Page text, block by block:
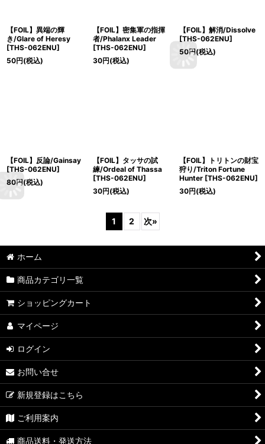
【FOIL】異端の輝
き/Glare of Heresy
[THS-062ENU]
50円(税込)
【FOIL】密集軍の指揮
者/Phalanx Leader
[THS-062ENU]
30円(税込)
【FOIL】解消/Dissolve
[THS-062ENU]
50円(税込)
【FOIL】反論/Gainsay
[THS-062ENU]
80円(税込)
【FOIL】タッサの試
練/Ordeal of Thassa
[THS-062ENU]
30円(税込)
【FOIL】トリトンの財宝
狩り/Triton Fortune
Hunter [THS-062ENU]
30円(税込)
1 2 次»
ホーム
商品カテゴリ一覧
ショッピングカート
マイページ
ログイン
お問い合せ
新規登録はこちら
ご利用案内
商品送料・発送方法